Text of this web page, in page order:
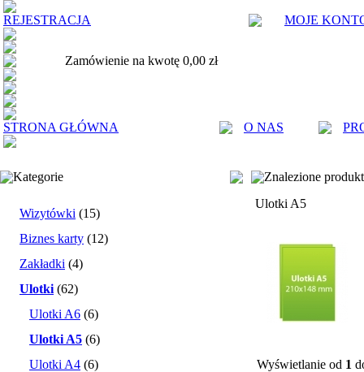
REJESTRACJA MOJE
Zamówienie na kwotę 0,00 zł
STRONA GŁÓWNA O NAS
Kategorie
Wizytówki (15)
Biznes karty (12)
Zakładki (4)
Ulotki (62)
Ulotki A6 (6)
Ulotki A5 (6)
Ulotki A4 (6)
Znalezione
Ulotki A5
Wyświetlanie od 1